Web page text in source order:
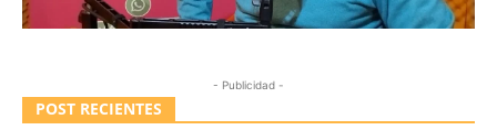
- Publicidad -
POST RECIENTES